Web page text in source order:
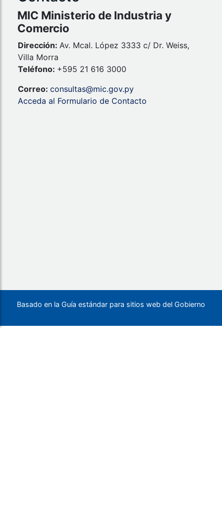
MIC Ministerio de Industria y
Comercio
Dirección: Av. Mcal. López 3333 c/ Dr. Weiss,
Villa Morra
Teléfono: +595 21 616 3000
Correo: consultas@mic.gov.py
Acceda al Formulario de Contacto
Basado en la Guía estándar para sitios web del Gobierno